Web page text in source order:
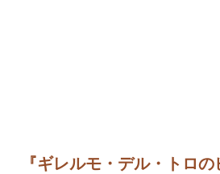
『ギレルモ・デル・トロの